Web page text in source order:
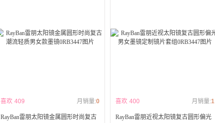
喜欢 409 月销量:0
RayBan雷朋太阳镜金属圆形时尚复古
喜欢 400 月销量:1
RayBan雷朋近视太阳镜复古圆形偏光